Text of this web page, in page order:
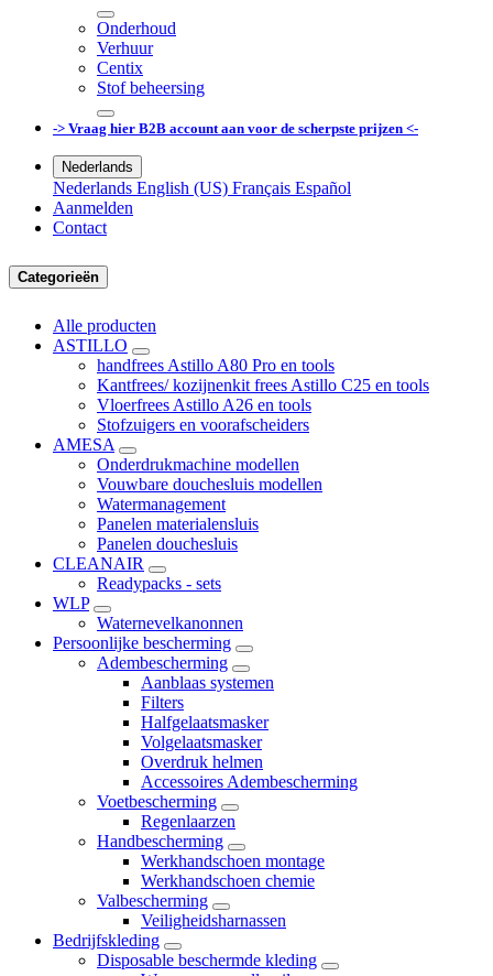
Onderhoud
Verhuur
Centix
Stof beheersing
-> Vraag hier B2B account aan voor de scherpste prijzen <-
Nederlands
Nederlands English (US) Français Español
Aanmelden
Contact
Categorieën
Alle producten
ASTILLO
handfrees Astillo A80 Pro en tools
Kantfrees/ kozijnenkit frees Astillo C25 en tools
Vloerfrees Astillo A26 en tools
Stofzuigers en voorafscheiders
AMESA
Onderdrukmachine modellen
Vouwbare douchesluis modellen
Watermanagement
Panelen materialensluis
Panelen douchesluis
CLEANAIR
Readypacks - sets
WLP
Waternevelkanonnen
Persoonlijke bescherming
Adembescherming
Aanblaas systemen
Filters
Halfgelaatsmasker
Volgelaatsmasker
Overdruk helmen
Accessoires Adembescherming
Voetbescherming
Regenlaarzen
Handbescherming
Werkhandschoen montage
Werkhandschoen chemie
Valbescherming
Veiligheidsharnassen
Bedrijfskleding
Disposable beschermde kleding